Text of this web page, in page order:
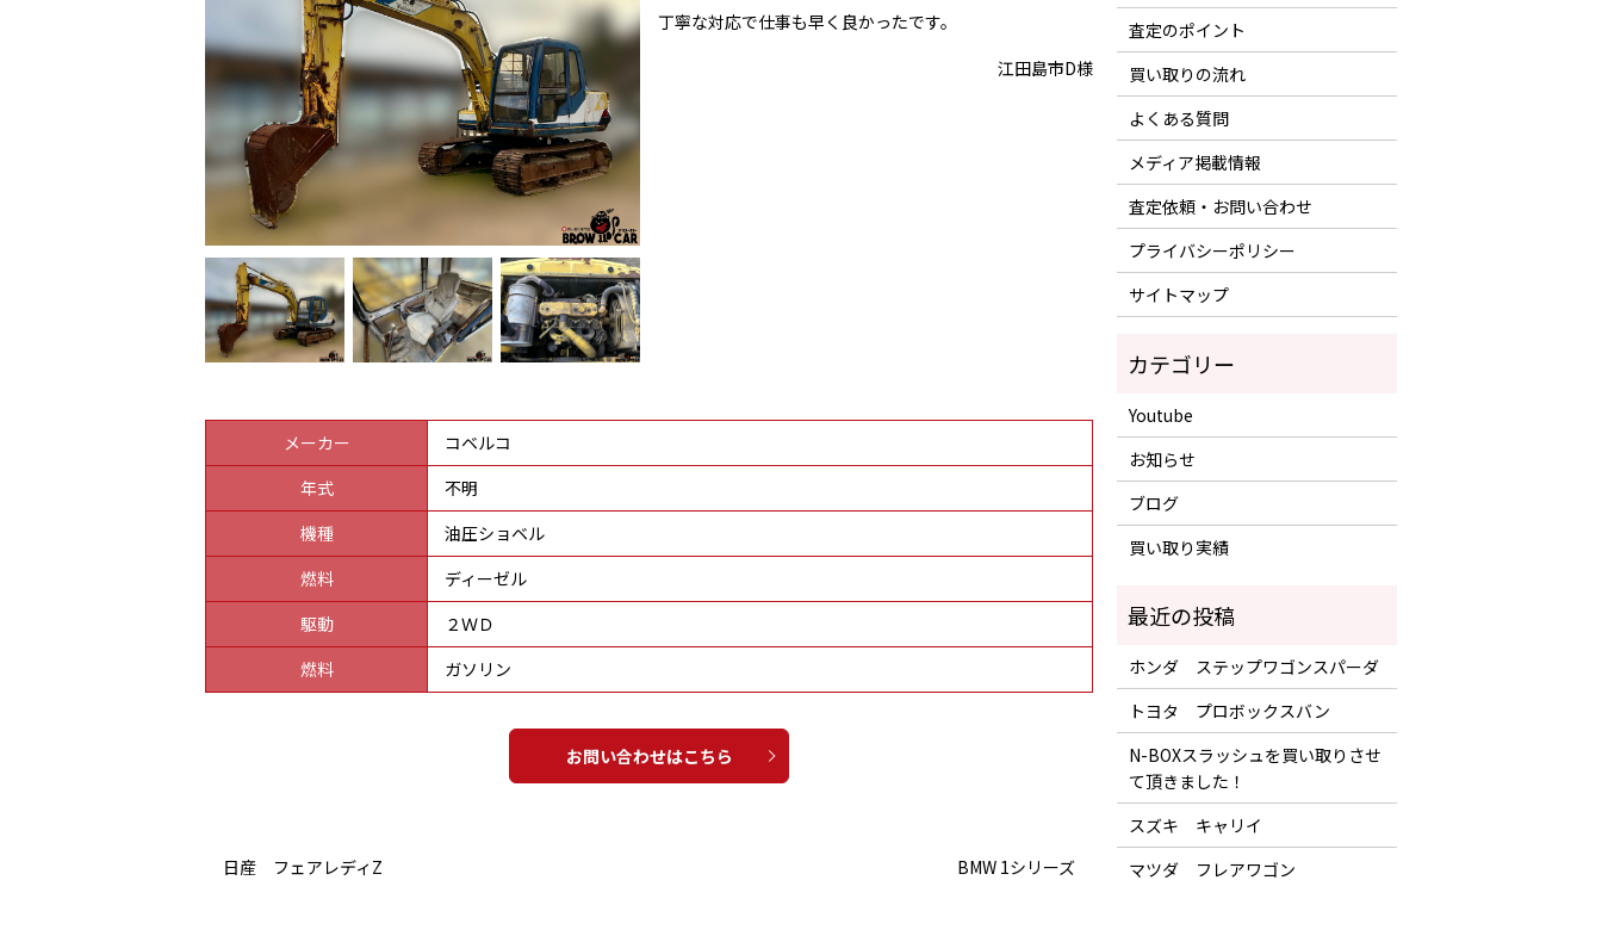
丁寧な対応で仕事も早く良かったです。
江田島市D様
メーカー
コベルコ
年式
不明
機種
油圧ショベル
燃料
ディーゼル
駆動
２ＷＤ
燃料
ガソリン
お問い合わせはこちら
日産 フェアレディZ BMW 1シリーズ
査定のポイント
買い取りの流れ
よくある質問
メディア掲載情報
査定依頼・お問い合わせ
プライバシーポリシー
サイトマップ
Youtube
お知らせ
ブログ
買い取り実績
ホンダ ステップワゴンスパーダ
トヨタ プロボックスバン
N-BOXスラッシュを買い取りさせ
て頂きました！
スズキ キャリイ
マツダ フレアワゴン